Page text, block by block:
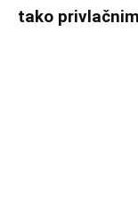
tako